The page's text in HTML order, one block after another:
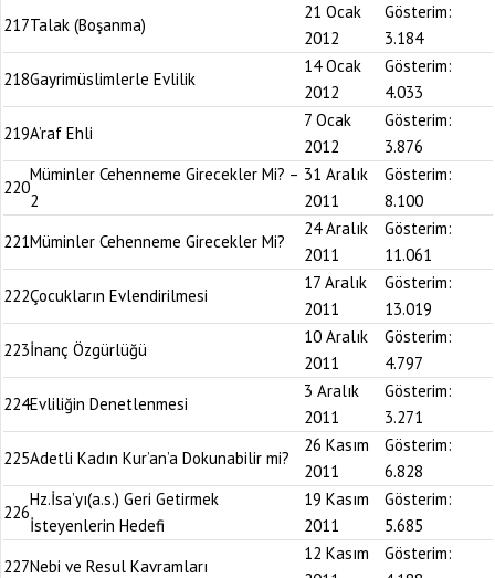
217Talak (Boşanma)
21 Ocak
2012
Gösterim:
3.184
218Gayrimüslimlerle Evlilik
14 Ocak
2012
Gösterim:
4.033
219A’raf Ehli
7 Ocak
2012
Gösterim:
3.876
220
Müminler Cehenneme Girecekler Mi? –
2
31 Aralık
2011
Gösterim:
8.100
221Müminler Cehenneme Girecekler Mi?
24 Aralık
2011
Gösterim:
11.061
222Çocukların Evlendirilmesi
17 Aralık
2011
Gösterim:
13.019
223İnanç Özgürlüğü
10 Aralık
2011
Gösterim:
4.797
224Evliliğin Denetlenmesi
3 Aralık
2011
Gösterim:
3.271
225Adetli Kadın Kur’an’a Dokunabilir mi?
26 Kasım
2011
Gösterim:
6.828
226
Hz.İsa’yı(a.s.) Geri Getirmek
İsteyenlerin Hedefi
19 Kasım
2011
Gösterim:
5.685
227Nebi ve Resul Kavramları
12 Kasım
Gösterim: